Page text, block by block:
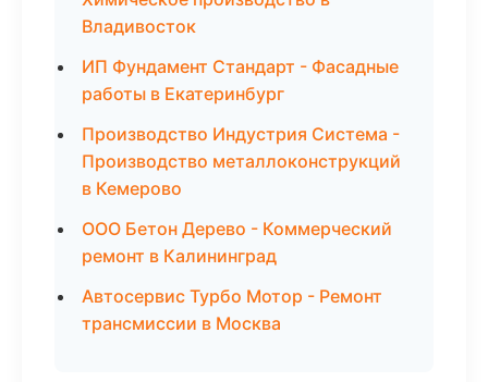
Владивосток
ИП Фундамент Стандарт - Фасадные
работы в Екатеринбург
Производство Индустрия Система -
Производство металлоконструкций
в Кемерово
ООО Бетон Дерево - Коммерческий
ремонт в Калининград
Автосервис Турбо Мотор - Ремонт
трансмиссии в Москва